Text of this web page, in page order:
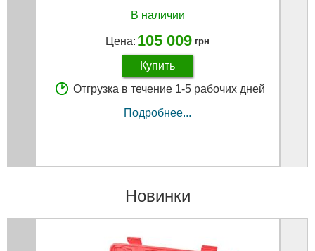
В наличии
Цена: 105 009 грн
Купить
Отгрузка в течение 1-5 рабочих дней
Подробнее...
Новинки